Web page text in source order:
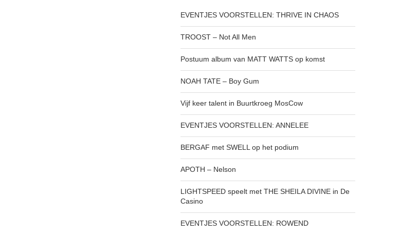
EVENTJES VOORSTELLEN: THRIVE IN CHAOS
TROOST – Not All Men
Postuum album van MATT WATTS op komst
NOAH TATE – Boy Gum
Vijf keer talent in Buurtkroeg MosCow
EVENTJES VOORSTELLEN: ANNELEE
BERGAF met SWELL op het podium
APOTH – Nelson
LIGHTSPEED speelt met THE SHEILA DIVINE in De
Casino
EVENTJES VOORSTELLEN: ROWEND